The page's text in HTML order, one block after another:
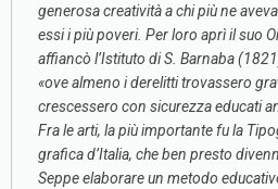
generosa creatività a chi più ne
essi i più poveri. Per loro aprì il suo
affiancò l’Istituto di S. Barnaba
«ove almeno i derelitti trovassero
crescessero con sicurezza educati
Fra le arti, la più importante fu la
grafica d’Italia, che ben presto
Seppe elaborare un metodo